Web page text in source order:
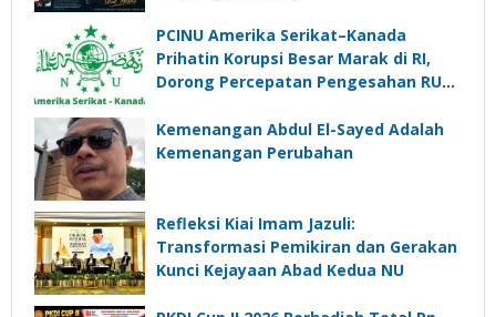
PCINU Amerika Serikat–Kanada
Prihatin Korupsi Besar Marak di RI,
Dorong Percepatan Pengesahan RUU
Kemenangan Abdul El-Sayed Adalah
Kemenangan Perubahan
Refleksi Kiai Imam Jazuli:
Transformasi Pemikiran dan Gerakan
Kunci Kejayaan Abad Kedua NU